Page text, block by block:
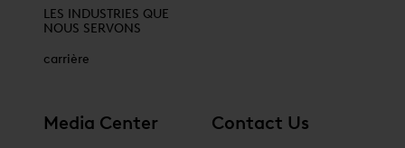
LES INDUSTRIES QUE
NOUS SERVONS
carrière
Media Center Contact Us